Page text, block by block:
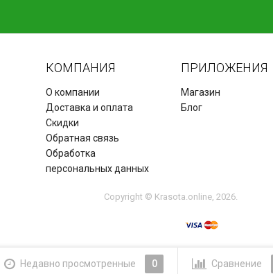
КОМПАНИЯ
О компании
Доставка и оплата
Скидки
Обратная связь
Обработка
персональных данных
ПРИЛОЖЕНИЯ
Магазин
Блог
Copyright © Krasota.online, 2026.
Недавно просмотренные 0 Сравнение